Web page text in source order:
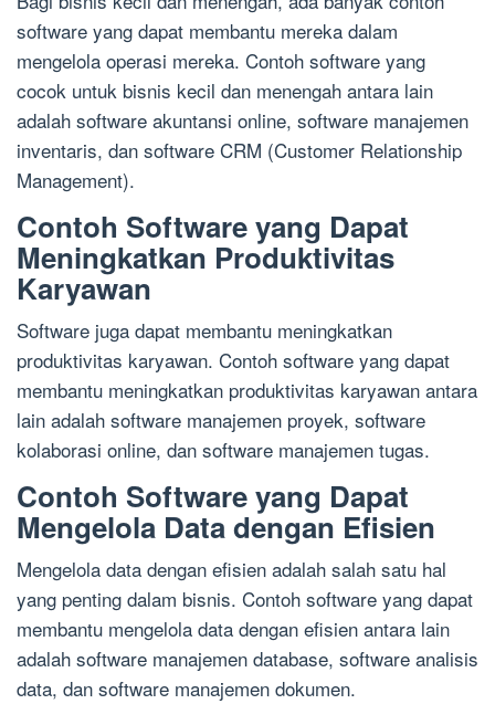
software yang dapat membantu mereka dalam
mengelola operasi mereka. Contoh software yang
cocok untuk bisnis kecil dan menengah antara lain
adalah software akuntansi online, software manajemen
inventaris, dan software CRM (Customer Relationship
Management).
Contoh Software yang Dapat
Meningkatkan Produktivitas
Karyawan
Software juga dapat membantu meningkatkan
produktivitas karyawan. Contoh software yang dapat
membantu meningkatkan produktivitas karyawan antara
lain adalah software manajemen proyek, software
kolaborasi online, dan software manajemen tugas.
Contoh Software yang Dapat
Mengelola Data dengan Efisien
Mengelola data dengan efisien adalah salah satu hal
yang penting dalam bisnis. Contoh software yang dapat
membantu mengelola data dengan efisien antara lain
adalah software manajemen database, software analisis
data, dan software manajemen dokumen.